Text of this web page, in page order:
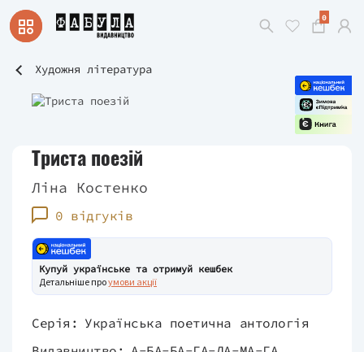
0
Художня література
Триста поезій
Ліна Костенко
0 відгуків
Купуй українське та отримуй кешбек
Детальніше проумови акції
Серія: Українська поетична антологія